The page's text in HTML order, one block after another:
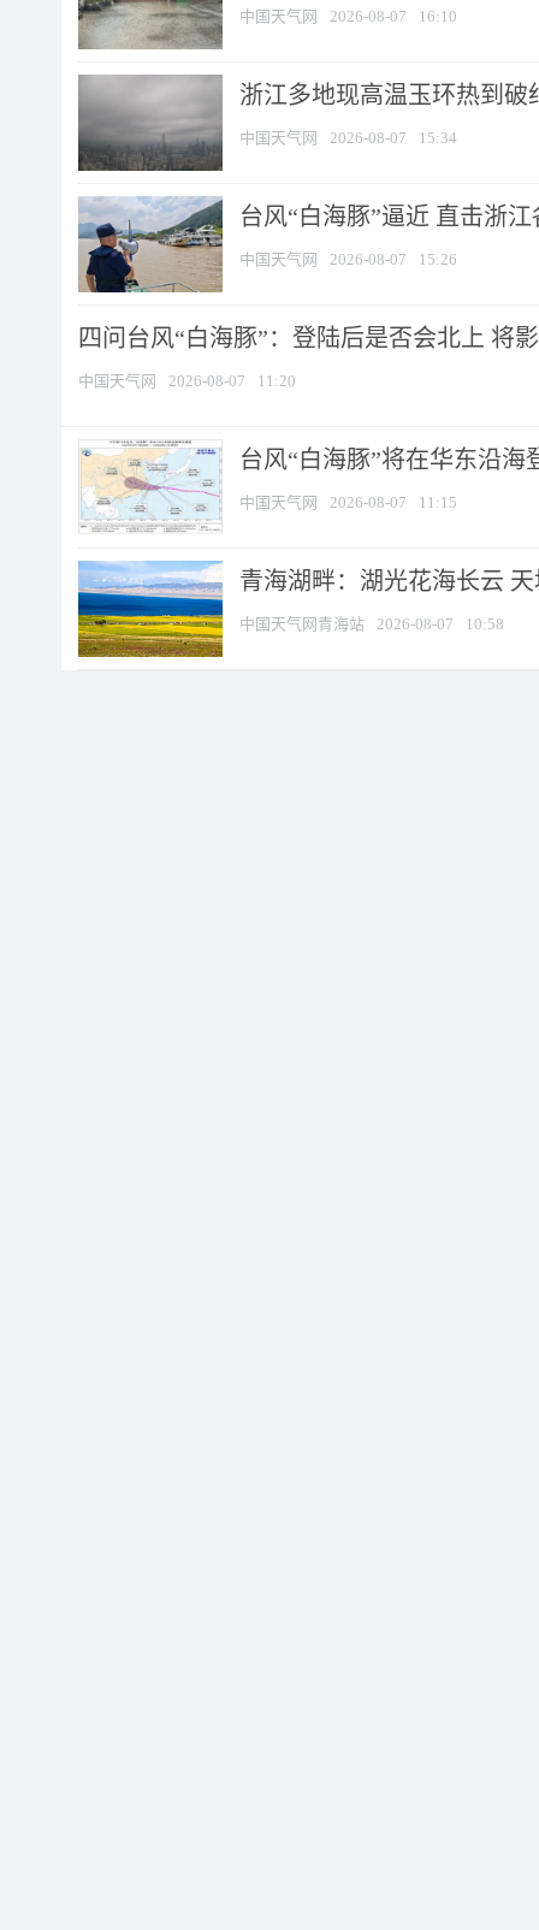
中国天气网 2026-08-07 16:10
浙江多地现高温玉环热到破
中国天气网 2026-08-07 15:34
台风“白海豚”逼近 直击浙
中国天气网 2026-08-07 15:26
四问台风“白海豚”：登陆后是否会北上 将
中国天气网 2026-08-07 11:20
台风“白海豚”将在华东沿
中国天气网 2026-08-07 11:15
青海湖畔：湖光花海长云
中国天气网青海站 2026-08-07 10:58